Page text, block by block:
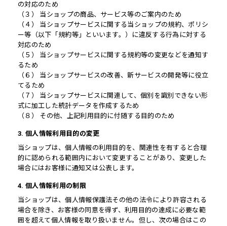
の対応のため
（３） 当ショップの商品、サービス等のご案内のため
（４） 当ショップサービスに関する当ショップの規約、ポリシ
ー等（以下「規約等」といいます。）に違反する行為に対する
対応のため
（５） 当ショップサービスに関する規約等の変更などを通知す
るため
（６） 当ショップサービスの改善、新サービスの開発等に役立
てるため
（７） 当ショップサービスに関連して、個別を識別できない形
式に加工した統計データを作成するため
（８） その他、上記利用目的に付随する目的のため
3. 個人情報利用目的の変更
当ショップは、個人情報の利用目的を、関連性を有すると合理
的に認められる範囲内において変更することがあり、変更した
場合にはお客様に通知又は公表します。
4. 個人情報利用の制限
当ショップは、個人情報保護法その他の法令により許容される
場合を除き、お客様の同意を得ず、利用目的の達成に必要な範
囲を超えて個人情報を取り扱いません。但し、次の場合はこの